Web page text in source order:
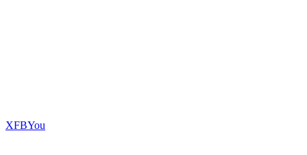
ХFBYou